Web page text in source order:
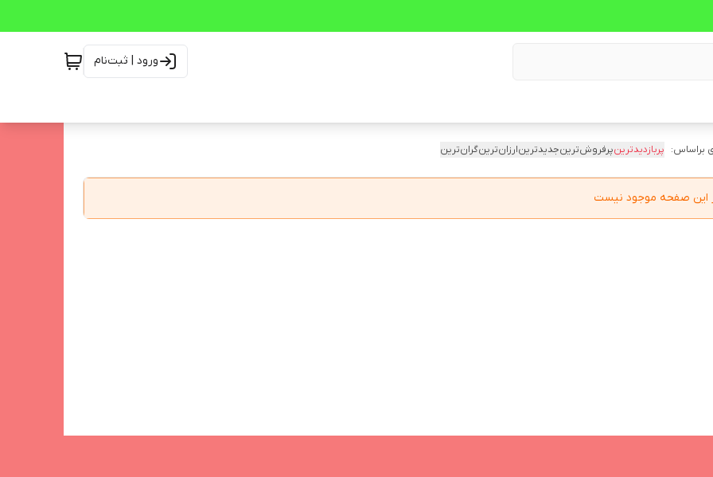
ورود | ثبت‌نام
براساس: پربازدیدترینپرفروش‌ترینجدیدترینارزان‌ترینگران‌ترین
این صفحه موجود نیست